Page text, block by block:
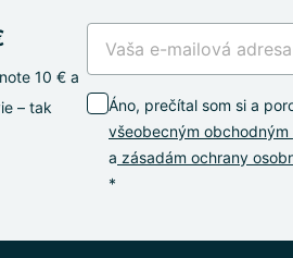
10 € a
– tak
Áno, prečítal som si a
všeobecným obchodným
a zásadám ochrany
*